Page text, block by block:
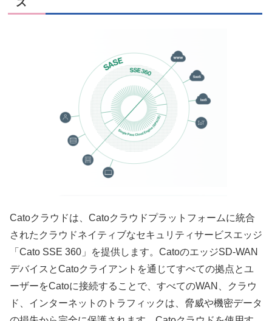
Catoクラウドは、Catoクラウドプラットフォームに統合
されたクラウドネイティブなセキュリティサービスエッジ
「Cato SSE 360」を提供します。CatoのエッジSD-WAN
デバイスとCatoクライアントを通じてすべての拠点とユ
ーザーをCatoに接続することで、すべてのWAN、クラウ
ド、インターネットのトラフィックは、脅威や機密データ